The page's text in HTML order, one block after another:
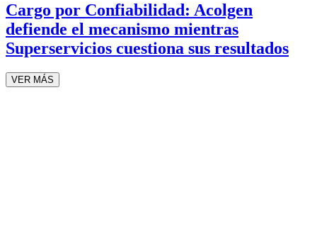
Cargo por Confiabilidad: Acolgen
defiende el mecanismo mientras
Superservicios cuestiona sus resultados
VER MÁS